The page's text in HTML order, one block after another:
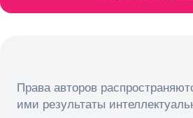
Права авторов
ими результаты